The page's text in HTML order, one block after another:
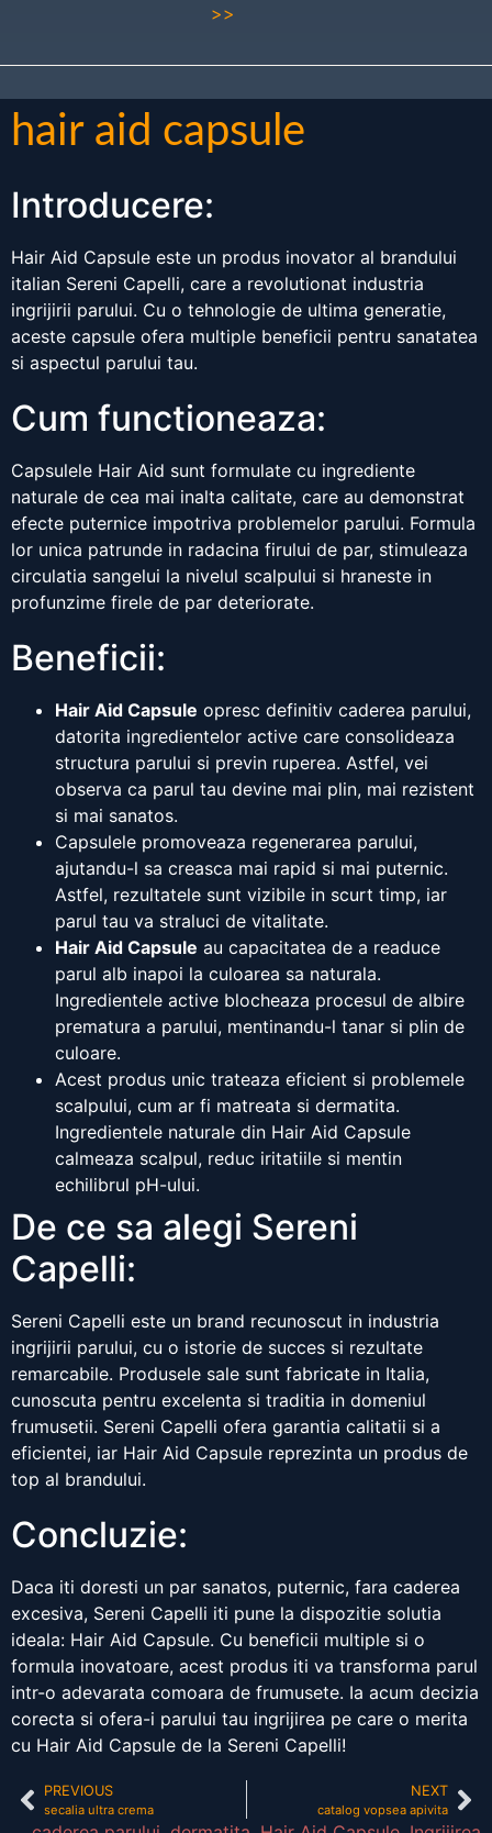
>>
hair aid capsule
Introducere:
Hair Aid Capsule este un produs inovator al brandului
italian Sereni Capelli, care a revolutionat industria
ingrijirii parului. Cu o tehnologie de ultima generatie,
aceste capsule ofera multiple beneficii pentru sanatatea
si aspectul parului tau.
Cum functioneaza:
Capsulele Hair Aid sunt formulate cu ingrediente
naturale de cea mai inalta calitate, care au demonstrat
efecte puternice impotriva problemelor parului. Formula
lor unica patrunde in radacina firului de par, stimuleaza
circulatia sangelui la nivelul scalpului si hraneste in
profunzime firele de par deteriorate.
Beneficii:
Hair Aid Capsule opresc definitiv caderea parului,
datorita ingredientelor active care consolideaza
structura parului si previn ruperea. Astfel, vei
observa ca parul tau devine mai plin, mai rezistent
si mai sanatos.
Capsulele promoveaza regenerarea parului,
ajutandu-l sa creasca mai rapid si mai puternic.
Astfel, rezultatele sunt vizibile in scurt timp, iar
parul tau va straluci de vitalitate.
Hair Aid Capsule au capacitatea de a readuce
parul alb inapoi la culoarea sa naturala.
Ingredientele active blocheaza procesul de albire
prematura a parului, mentinandu-l tanar si plin de
culoare.
Acest produs unic trateaza eficient si problemele
scalpului, cum ar fi matreata si dermatita.
Ingredientele naturale din Hair Aid Capsule
calmeaza scalpul, reduc iritatiile si mentin
echilibrul pH-ului.
De ce sa alegi Sereni
Capelli:
Sereni Capelli este un brand recunoscut in industria
ingrijirii parului, cu o istorie de succes si rezultate
remarcabile. Produsele sale sunt fabricate in Italia,
cunoscuta pentru excelenta si traditia in domeniul
frumusetii. Sereni Capelli ofera garantia calitatii si a
eficientei, iar Hair Aid Capsule reprezinta un produs de
top al brandului.
Concluzie:
Daca iti doresti un par sanatos, puternic, fara caderea
excesiva, Sereni Capelli iti pune la dispozitie solutia
ideala: Hair Aid Capsule. Cu beneficii multiple si o
formula inovatoare, acest produs iti va transforma parul
intr-o adevarata comoara de frumusete. Ia acum decizia
corecta si ofera-i parului tau ingrijirea pe care o merita
cu Hair Aid Capsule de la Sereni Capelli!
PREVIOUS
secalia ultra crema
NEXT
catalog vopsea apivita